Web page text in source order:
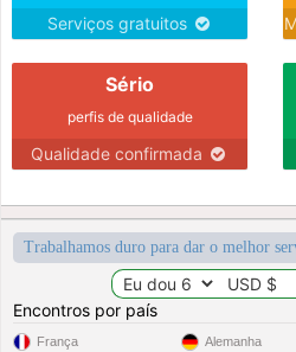
Serviços gratuitos
Sério
perfis de qualidade
Qualidade confirmada
Trabalhamos duro para dar o melhor
Encontros por país
França Alemanha